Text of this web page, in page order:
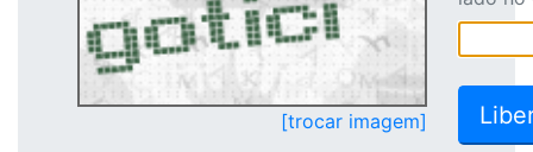
[trocar imagem]